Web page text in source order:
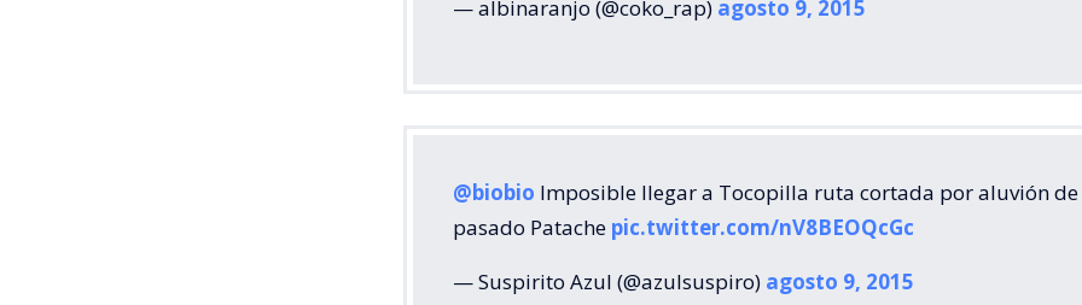
— albinaranjo (@coko_rap) agosto 9, 2015
@biobio Imposible llegar a Tocopilla ruta cortada por aluvión
pasado Patache pic.twitter.com/nV8BEOQcGc
— Suspirito Azul (@azulsuspiro) agosto 9, 2015